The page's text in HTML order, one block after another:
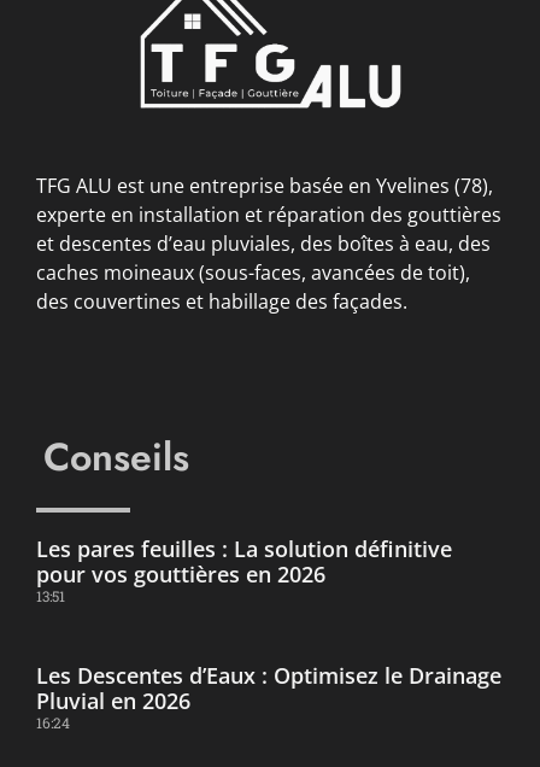
TFG ALU est une entreprise basée en Yvelines (78),
experte en installation et réparation des gouttières
et descentes d’eau pluviales, des boîtes à eau, des
caches moineaux (sous-faces, avancées de toit),
des couvertines et habillage des façades.
Conseils
Les pares feuilles : La solution définitive
pour vos gouttières en 2026
13:51
Les Descentes d’Eaux : Optimisez le Drainage
Pluvial en 2026
16:24